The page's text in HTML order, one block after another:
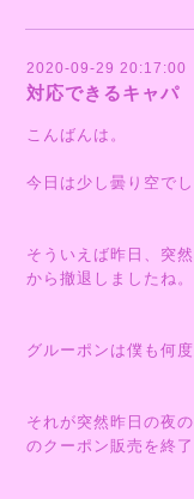
2020-09-29 20:17:00
対応できるキャパ
こんばんは。
今日は少し曇り空で
そういえば昨日、突
から撤退しましたね。
グルーポンは僕も何
それが突然昨日の夜
のクーポン販売を終了